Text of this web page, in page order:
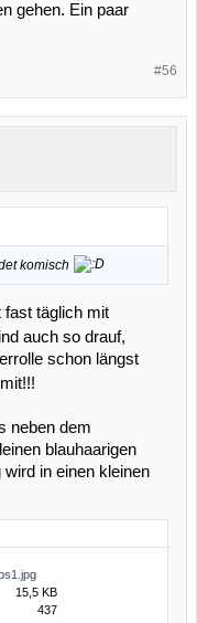
gehen. Ein paar
#56
komisch
fast täglich mit
auch so drauf,
schon längst
neben dem
blauhaarigen
in einen kleinen
15,5 KB
437